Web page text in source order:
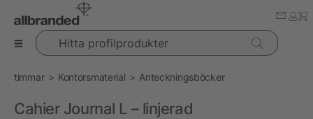
Hitta profilprodukter
timmar Kontorsmaterial Anteckningsböcker
Cahier Journal L – linjerad